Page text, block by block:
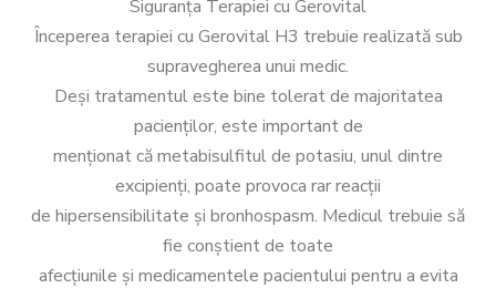
Siguranța Terapiei cu Gerovital
Începerea terapiei cu Gerovital H3 trebuie realizată sub
supravegherea unui medic.
Deși tratamentul este bine tolerat de majoritatea
pacienților, este important de
menționat că metabisulfitul de potasiu, unul dintre
excipienți, poate provoca rar reacții
de hipersensibilitate și bronhospasm. Medicul trebuie să
fie conștient de toate
afecțiunile și medicamentele pacientului pentru a evita